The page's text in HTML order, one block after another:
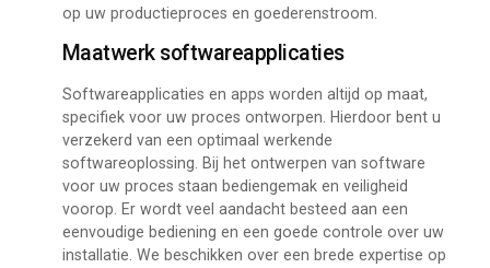
op uw productieproces en goederenstroom.
Maatwerk softwareapplicaties
Softwareapplicaties en apps worden altijd op maat,
specifiek voor uw proces ontworpen. Hierdoor bent u
verzekerd van een optimaal werkende
softwareoplossing. Bij het ontwerpen van software
voor uw proces staan bediengemak en veiligheid
voorop. Er wordt veel aandacht besteed aan een
eenvoudige bediening en een goede controle over uw
installatie. We beschikken over een brede expertise op